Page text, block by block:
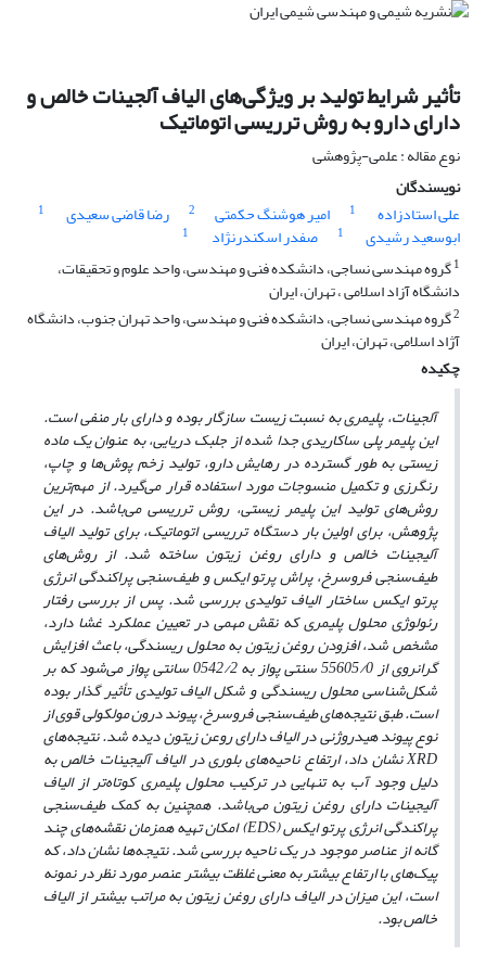
تأثیر شرایط تولید بر ویژگی‌های الیاف آلجینات خالص و
دارای دارو به روش ترریسی اتوماتیک
نوع مقاله : علمی-پژوهشی
نویسندگان
علی استادزاده
1 امیر هوشنگ حکمتی 2 رضا قاضی سعیدی 1
ابوسعید رشیدی 1 صفدر اسکندرنژاد
1
1گروه مهندسی نساجی، دانشکده فنی و مهندسی، واحد علوم و تحقیقات،
دانشگاه آزاد اسلامی ، تهران، ایران
2گروه مهندسی نساجی، دانشکده فنی و مهندسی، واحد تهران جنوب، دانشگاه
آژاد اسلامی، تهران، ایران
چکیده
آلجینات، پلیمری به ­نسبت زیست سازگار بوده و دارای بار منفی است.
این پلیمر پلی ساکاریدی جدا شده از جلبک دریایی، به عنوان یک ماده
زیستی به طور گسترده در رهایش دارو، تولید زخم پوش‌ها و چاپ،
رنگرزی و تکمیل منسوجات مورد استفاده قرار می‌گیرد. از مهم‌ترین
روش‌های تولید این پلیمر زیستی، روش ترریسی می‌باشد. در این
پژوهش، برای اولین بار دستگاه ترریسی اتوماتیک، برای تولید الیاف
آلیجینات خالص و دارای روغن زیتون ساخته شد. از روش‌های
طیف‌سنجی فروسرخ، پراش پرتو ایکس و طیف‌سنجی پراکندگی انرژی
پرتو ایکس ساختار الیاف تولیدی بررسی شد. پس از بررسی رفتار
رئولوژی محلول پلیمری که نقش مهمی در تعیین عملکرد غشا دارد،
مشخص شد، افزودن روغن زیتون به محلول ریسندگی، باعث افزایش
گرانروی از 55605/0 سنتی پواز به 0542/2 سانتی پواز می‌شود که بر
شکل‌شناسی محلول ریسندگی و شکل الیاف تولیدی تأثیر گذار بوده
است. طبق نتیجه‌های طیف‌سنجی فروسرخ، پیوند درون مولکولی قوی از
نوع پیوند هیدروژنی در الیاف دارای روعن زیتون دیده شد. نتیجه‌های
XRD نشان داد، ارتفاع ناحیه‌های بلوری در الیاف آلیجینات خالص به
دلیل وجود آب به تنهایی در ترکیب محلول پلیمری کوتاه‌‌تر از الیاف
آلیجینات دارای روغن زیتون می‌باشد. همچنین به کمک طیف‌سنجی
پراکندگی انرژی پرتو ایکس (EDS) امکان تهیه هم­زمان نقشه‌های چند
گانه از عناصر موجود در یک ناحیه بررسی شد. نتیجه‌ها نشان داد، که
پیک‌های با ارتفاع بیشتر به معنى غلظت بیش­تر عنصر مورد نظر در نمونه
است، این میزان در الیاف دارای روغن زیتون به مراتب بیش­تر از الیاف
خالص بود.